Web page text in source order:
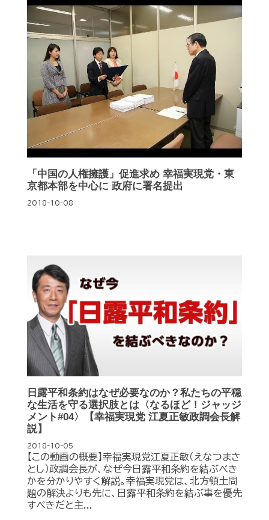
「中国の人権擁護」促進求め 幸福実現党・東
京都本部を中心に 政府に署名提出
2018-10-08
日露平和条約はなぜ必要なのか？私たちの平穏
な生活を守る選択肢とは〈なるほど！ジャッジ
メント#04〉【幸福実現党 江夏正敏政調会長解
説】
2018-10-05
【この動画の概要】幸福実現党江夏正敏（えなつまさ
とし）政調会長が、なぜ今日露平和条約を結ぶべき
かを分かりやすく解説。幸福実現党は、北方領土問
題の解決よりも先に、日露平和条約を結ぶ事を優先
すべきだと主...